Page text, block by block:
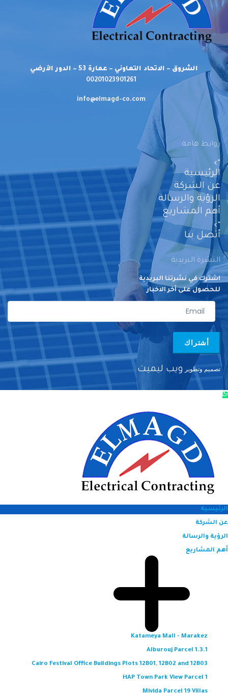
الشروق – الاتحاد التعاوني – عمارة 53 – الدور الأرضي
info@elmagd-co.com
روابط هامة
">
الرئيسية
عن الشركة
الرؤية والرسالة
أهم المشاريع
">
أتصل بنا
النشرة البريدية
اشترك في نشرتنا البريدية
للحصول على أخر الاخبار
أشتراك
تصميم وتطوير ويب ليميت
الرئيسية
عن الشركة
الرؤية والرسالة
أهم المشاريع
Katameya Mall - Marakez
Alburouj Parcel 1.3.1
Cairo Festival Office Buildings Plots 12B01, 12B02 and 12B03
HAP Town Park View Parcel 1